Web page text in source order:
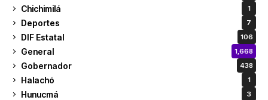
Chichimilá 1
Deportes 7
DIF Estatal 106
General 1,668
Gobernador 438
Halachó 1
Hunucmá 3